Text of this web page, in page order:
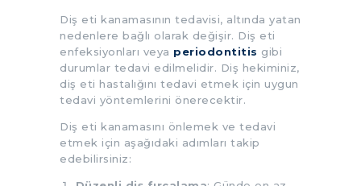
Diş eti kanamasının tedavisi, altında yatan
nedenlere bağlı olarak değişir. Diş eti
enfeksiyonları veya periodontitis gibi
durumlar tedavi edilmelidir. Diş hekiminiz,
diş eti hastalığını tedavi etmek için uygun
tedavi yöntemlerini önerecektir.
Diş eti kanamasını önlemek ve tedavi
etmek için aşağıdaki adımları takip
edebilirsiniz: